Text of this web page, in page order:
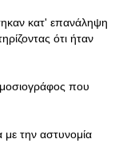
κατ' επανάληψη
ότι ήταν
που
την αστυνομία